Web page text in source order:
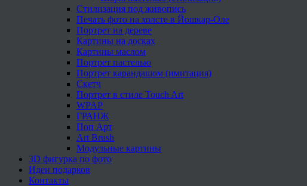
Стилизация под живопись
Печать фото на холсте в Йошкар-Оле
Портрет на дереве
Картины на досках
Картины маслом
Портрет пастелью
Портрет карандашом (имитация)
Скетч
Портрет в стиле Touch Art
WPAP
ГРАНЖ
Поп Арт
Art Brush
Модульные картины
3D фигурка по фото
Идеи подарков
Контакты